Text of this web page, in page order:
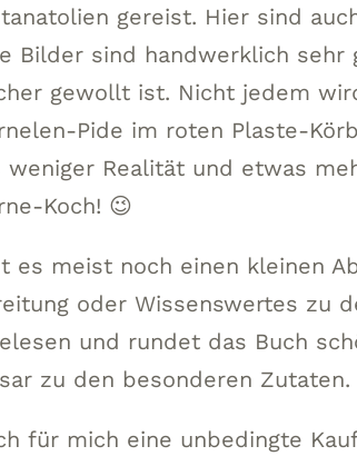
gereist. Hier sind
Bilder sind handwerklich sehr
gewollt ist. Nicht jedem
Pide im roten Plaste-
Realität und etwas
Koch! 😉
es meist noch einen kleinen
oder Wissenswertes zu
und rundet das Buch
zu den besonderen Zutaten.
für mich eine unbedingte